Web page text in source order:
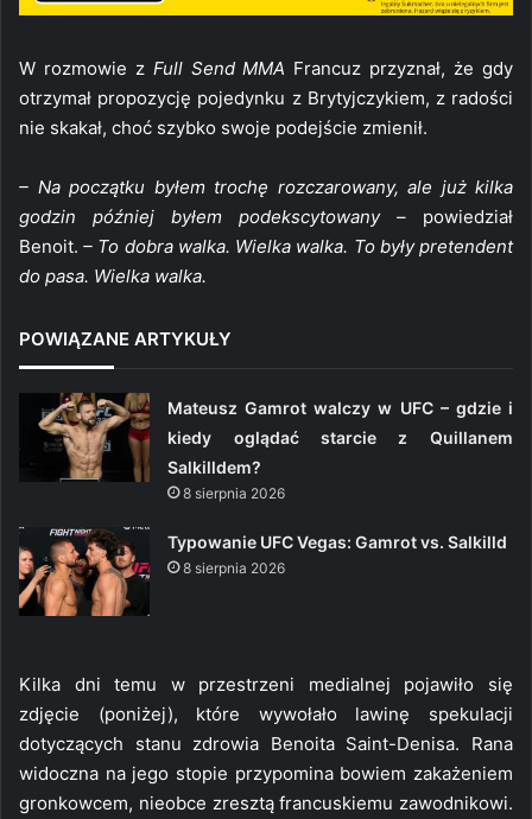
W rozmowie z Full Send MMA Francuz przyznał, że gdy
otrzymał propozycję pojedynku z Brytyjczykiem, z radości
nie skakał, choć szybko swoje podejście zmienił.
– Na początku byłem trochę rozczarowany, ale już kilka
godzin później byłem podekscytowany – powiedział
Benoit.– To dobra walka. Wielka walka. To były pretendent
do pasa. Wielka walka.
POWIĄZANE ARTYKUŁY
Mateusz Gamrot walczy w UFC – gdzie i
kiedy oglądać starcie z Quillanem
Salkilldem?
8 sierpnia 2026
Typowanie UFC Vegas: Gamrot vs. Salkilld
8 sierpnia 2026
Kilka dni temu w przestrzeni medialnej pojawiło się
zdjęcie (poniżej), które wywołało lawinę spekulacji
dotyczących stanu zdrowia Benoita Saint-Denisa. Rana
widoczna na jego stopie przypomina bowiem zakażeniem
gronkowcem, nieobce zresztą francuskiemu zawodnikowi.